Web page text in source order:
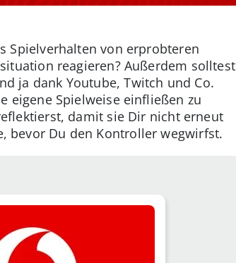
Spielverhalten von erprobteren
reagieren? Außerdem solltest
ja dank Youtube, Twitch und Co.
eigene Spielweise einfließen zu
damit sie Dir nicht erneut
bevor Du den Kontroller wegwirfst.